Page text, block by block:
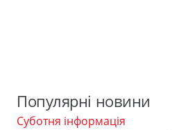
Популярні новини
Суботня інформація